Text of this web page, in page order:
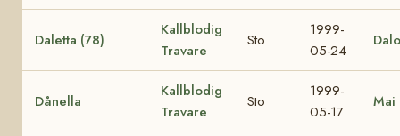
Daletta (78)
Kallblodig
Travare
Sto
1999-
05-24
Dånella
Kallblodig
Travare
Sto
1999-
05-17
Mai